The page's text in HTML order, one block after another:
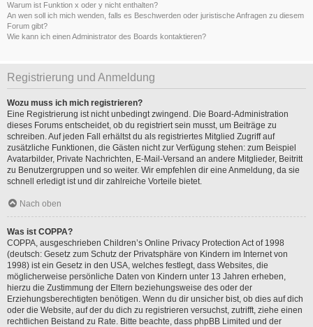
Warum ist Funktion x oder y nicht enthalten?
An wen soll ich mich wenden, falls es Beschwerden oder juristische Anfragen zu diesem
Forum gibt?
Wie kann ich einen Administrator des Boards kontaktieren?
Registrierung und Anmeldung
Wozu muss ich mich registrieren?
Eine Registrierung ist nicht unbedingt zwingend. Die Board-Administration
dieses Forums entscheidet, ob du registriert sein musst, um Beiträge zu
schreiben. Auf jeden Fall erhältst du als registriertes Mitglied Zugriff auf
zusätzliche Funktionen, die Gästen nicht zur Verfügung stehen: zum Beispiel
Avatarbilder, Private Nachrichten, E-Mail-Versand an andere Mitglieder, Beitritt
zu Benutzergruppen und so weiter. Wir empfehlen dir eine Anmeldung, da sie
schnell erledigt ist und dir zahlreiche Vorteile bietet.
Nach oben
Was ist COPPA?
COPPA, ausgeschrieben Children’s Online Privacy Protection Act of 1998
(deutsch: Gesetz zum Schutz der Privatsphäre von Kindern im Internet von
1998) ist ein Gesetz in den USA, welches festlegt, dass Websites, die
möglicherweise persönliche Daten von Kindern unter 13 Jahren erheben,
hierzu die Zustimmung der Eltern beziehungsweise des oder der
Erziehungsberechtigten benötigen. Wenn du dir unsicher bist, ob dies auf dich
oder die Website, auf der du dich zu registrieren versuchst, zutrifft, ziehe einen
rechtlichen Beistand zu Rate. Bitte beachte, dass phpBB Limited und der